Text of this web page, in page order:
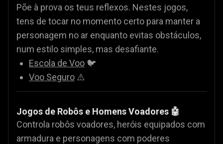
Põe à prova os teus reflexos. Nestes jogos,
tens de tocar no momento certo para manter a
personagem no ar enquanto evitas obstáculos,
num estilo simples, mas desafiante.
Escola de Voo 🐦
Voo Seguro ⚠️
Jogos de Robôs e Homens Voadores 🤖
Controla robôs voadores, heróis equipados com
armadura e personagens com poderes